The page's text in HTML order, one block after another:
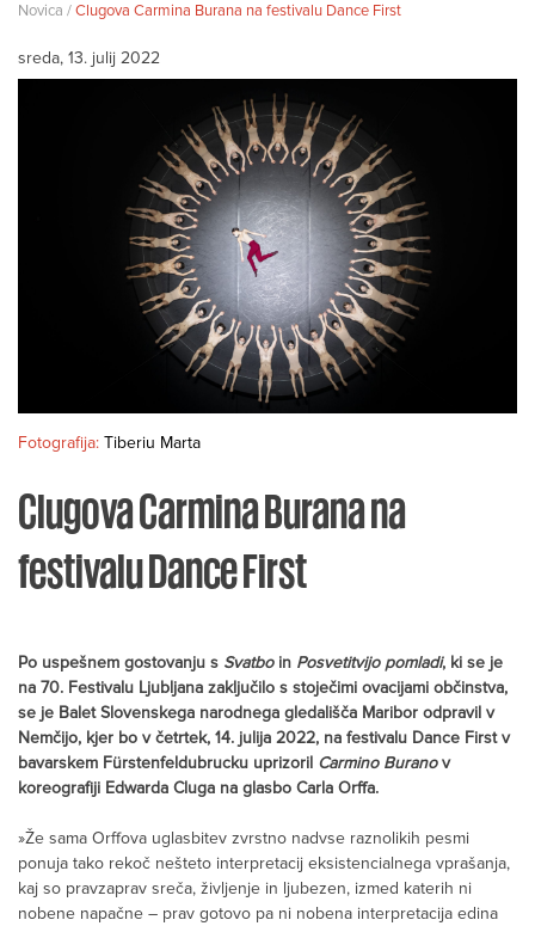
Novica /Clugova Carmina Burana na festivalu Dance First
sreda, 13. julij 2022
Clugova Carmina Burana na
festivalu Dance First
Po uspešnem gostovanju s Svatboin Posvetitvijo pomladi, ki se je
na 70. Festivalu Ljubljana zaključilo s stoječimi ovacijami občinstva,
se je BaletSlovenskega narodnega gledališča Maribor odpravil v
Nemčijo, kjer bo včetrtek, 14. julija 2022, na festivalu Dance Firstv
bavarskem Fürstenfeldubrucku uprizoril Carmino Burano v
koreografiji Edwarda Cluga na glasbo Carla Orffa.
»Že sama Orffova uglasbitev zvrstno nadvse raznolikih pesmi
ponuja tako rekoč nešteto interpretacij eksistencialnega vprašanja,
kaj so pravzaprav sreča, življenje in ljubezen, izmed katerih ni
nobene napačne – prav gotovo pa ni nobena interpretacija edina
Fotografija: Tiberiu Marta